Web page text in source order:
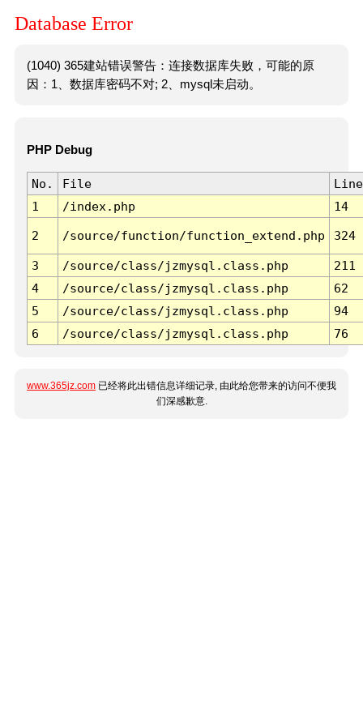
Database Error
(1040) 365建站错误警告：连接数据库失败，可能的原
因：1、数据库密码不对; 2、mysql未启动。
PHP Debug
No. File
Line
1
/index.php 14
2 /source/function/function_extend.php 324
3 /source/class/jzmysql.class.php
211
4
/source/class/jzmysql.class.php
62
5
/source/class/jzmysql.class.php
94
6
/source/class/jzmysql.class.php 76
www.365jz.com 已经将此出错信息详细记录, 由此给您带来的访问不便我
们深感歉意.